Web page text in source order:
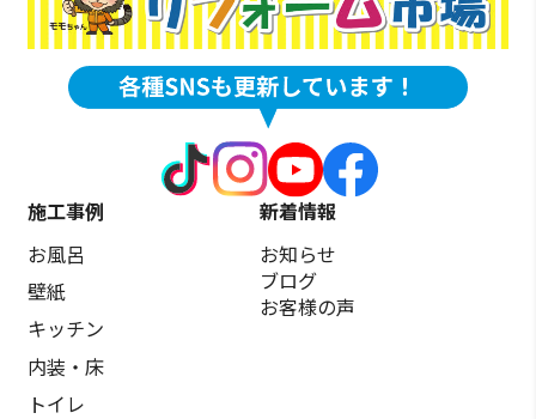
施工事例
お風呂
壁紙
キッチン
内装・床
トイレ
新着情報
お知らせ
ブログ
お客様の声